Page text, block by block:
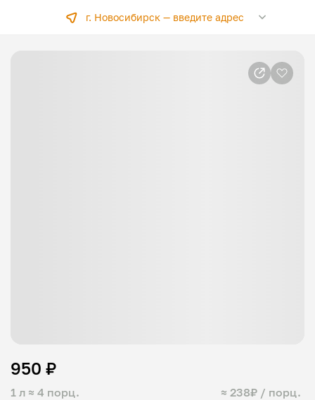
г. Новосибирск —введите адрес
1 л ≈ 4 порц. ≈ 238₽ / порц.
950 ₽